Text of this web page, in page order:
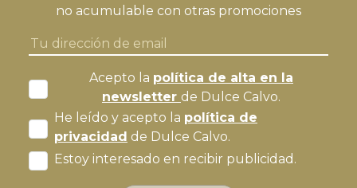
no acumulable con otras promociones
Acepto la política de alta en la
newsletter de Dulce Calvo.
He leído y acepto la política de
privacidad de Dulce Calvo.
Estoy interesado en recibir publicidad.